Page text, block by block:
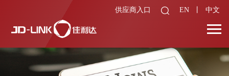
供应商入口 EN 中文